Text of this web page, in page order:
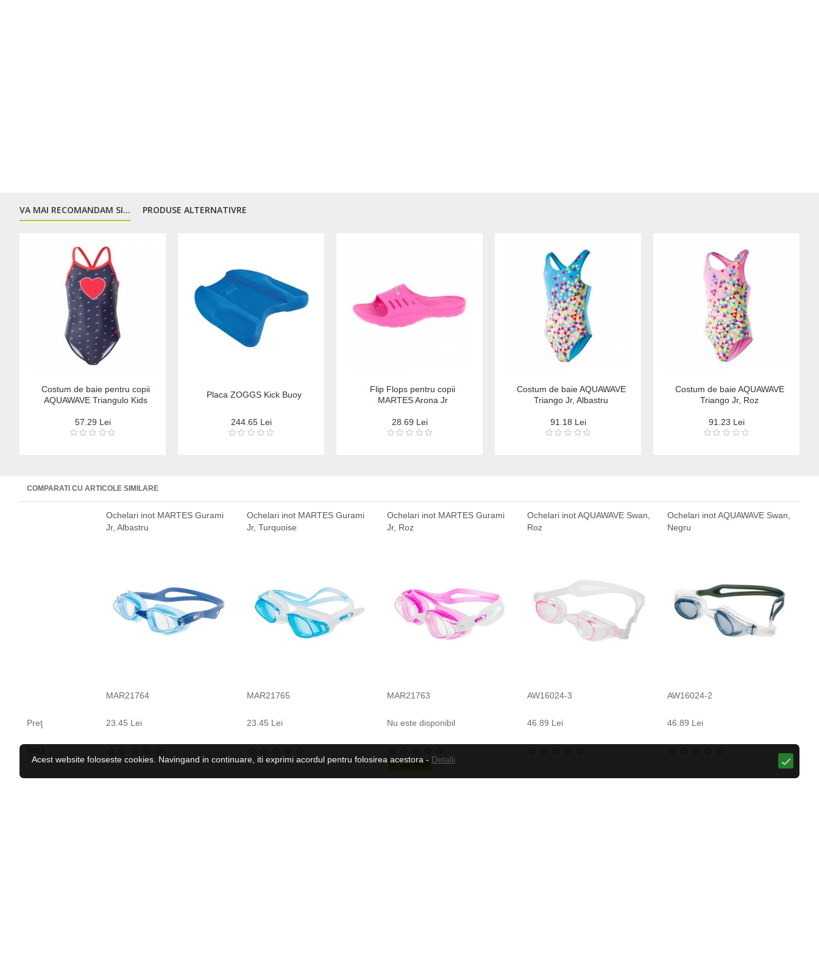
VA MAI RECOMANDAM SI... PRODUSE ALTERNATIVRE
Costum de baie pentru copii
AQUAWAVE Triangulo Kids
57.29 Lei
Placa ZOGGS Kick Buoy
244.65 Lei
Flip Flops pentru copii
MARTES Arona Jr
28.69 Lei
Costum de baie AQUAWAVE
Triango Jr, Albastru
91.18 Lei
Costum de baie AQUAWAVE
Triango Jr, Roz
91.23 Lei
COMPARATI CU ARTICOLE SIMILARE
Ochelari inot MARTES Gurami
Jr, Albastru
Ochelari inot MARTES Gurami
Jr, Turquoise
Ochelari inot MARTES Gurami
Jr, Roz
Ochelari inot AQUAWAVE Swan,
Roz
Ochelari inot AQUAWAVE Swan,
Negru
MAR21764 MAR21765 MAR21763 AW16024-3 AW16024-2
Preţ 23.45 Lei 23.45 Lei Nu este disponibil 46.89 Lei 46.89 Lei
Acest website foloseste cookies. Navingand in continuare, iti exprimi acordul pentru folosirea acestora - Detalii